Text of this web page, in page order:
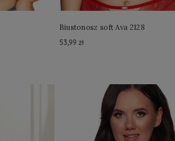
Biustonosz soft Ava 2128
53,99 zł